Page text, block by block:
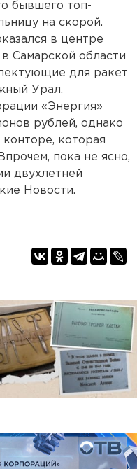
бывшего топ-
на скорой.
в центре
в Самарской области
для ракет
Урал.
«Энергия»
рублей, однако
которая
пока не ясно,
двухлетней
Новости.